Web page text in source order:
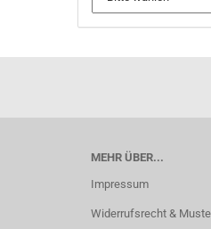
MEHR ÜBER...
Impressum
Widerrufsrecht &